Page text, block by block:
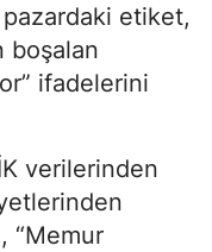
etiket,
boşalan
ifadelerini
verilerinden
“Memur